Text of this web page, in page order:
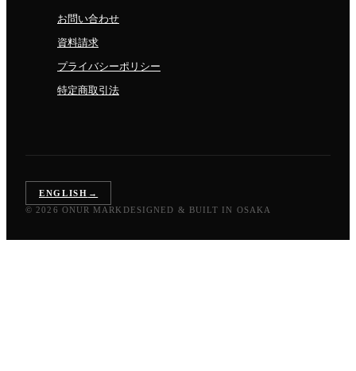
お問い合わせ
資料請求
プライバシーポリシー
特定商取引法
ENGLISH →
© 2026 ONUR MARKDESIGNED & BUILT IN OSAKA